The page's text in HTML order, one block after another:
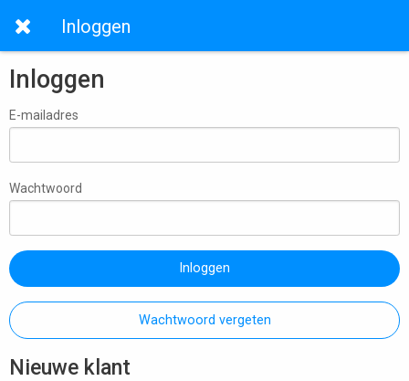
Inloggen
Inloggen
E-mailadres
Wachtwoord
Inloggen
Wachtwoord vergeten
Nieuwe klant